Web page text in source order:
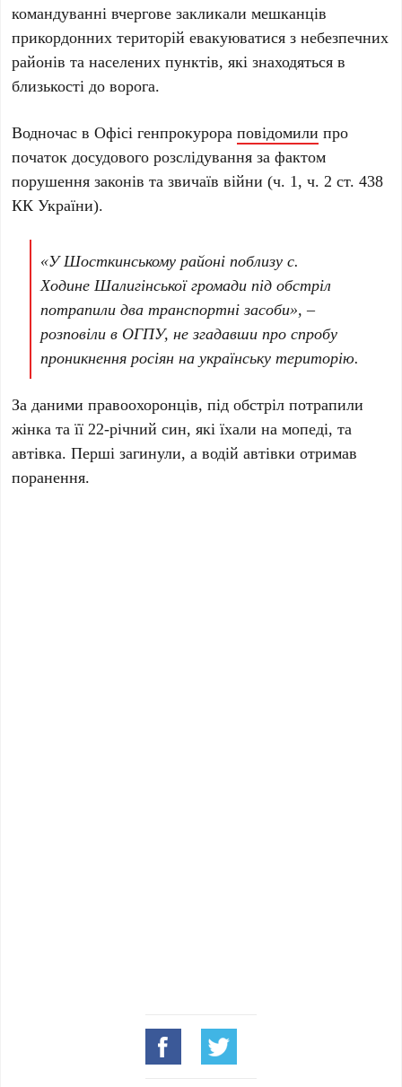
командуванні вчергове закликали мешканців
прикордонних територій евакуюватися з небезпечних
районів та населених пунктів, які знаходяться в
близькості до ворога.
Водночас в Офісі генпрокурораповідомили про
початок досудового розслідування за фактом
порушення законів та звичаїв війни (ч. 1, ч. 2 ст. 438
КК України).
«У Шосткинському районі поблизу с.
Ходине Шалигінської громади під обстріл
потрапили два транспортні засоби», –
розповіли в ОГПУ, не згадавши про спробу
проникнення росіян на українську територію.
За даними правоохоронців, під обстріл потрапили
жінка та її 22-річний син, які їхали на мопеді, та
автівка. Перші загинули, а водій автівки отримав
поранення.